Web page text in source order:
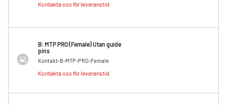
Kontakta oss för leveranstid
B: MTP PRO (Female) Utan guide
pins
Kontakt-B-MTP-PRO-Female
Kontakta oss för leveranstid